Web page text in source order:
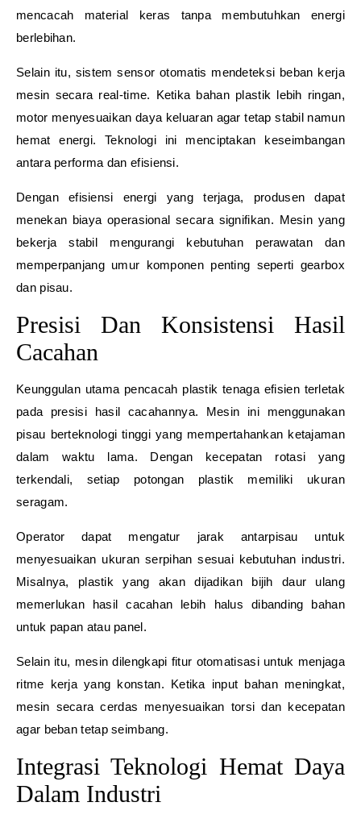
mencacah material keras tanpa membutuhkan energi
berlebihan.
Selain itu, sistem sensor otomatis mendeteksi beban kerja
mesin secara real-time. Ketika bahan plastik lebih ringan,
motor menyesuaikan daya keluaran agar tetap stabil namun
hemat energi. Teknologi ini menciptakan keseimbangan
antara performa dan efisiensi.
Dengan efisiensi energi yang terjaga, produsen dapat
menekan biaya operasional secara signifikan. Mesin yang
bekerja stabil mengurangi kebutuhan perawatan dan
memperpanjang umur komponen penting seperti gearbox
dan pisau.
Presisi Dan Konsistensi Hasil
Cacahan
Keunggulan utama pencacah plastik tenaga efisien terletak
pada presisi hasil cacahannya. Mesin ini menggunakan
pisau berteknologi tinggi yang mempertahankan ketajaman
dalam waktu lama. Dengan kecepatan rotasi yang
terkendali, setiap potongan plastik memiliki ukuran
seragam.
Operator dapat mengatur jarak antarpisau untuk
menyesuaikan ukuran serpihan sesuai kebutuhan industri.
Misalnya, plastik yang akan dijadikan bijih daur ulang
memerlukan hasil cacahan lebih halus dibanding bahan
untuk papan atau panel.
Selain itu, mesin dilengkapi fitur otomatisasi untuk menjaga
ritme kerja yang konstan. Ketika input bahan meningkat,
mesin secara cerdas menyesuaikan torsi dan kecepatan
agar beban tetap seimbang.
Integrasi Teknologi Hemat Daya
Dalam Industri